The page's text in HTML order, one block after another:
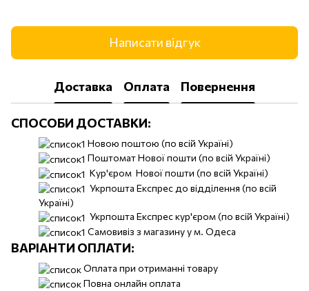
Написати відгук
Доставка Оплата Повернення
СПОСОБИ ДОСТАВКИ:
Новою поштою (по всій Україні)
Поштомат Нової пошти (по всій Україні)
Кур'єром Нової пошти (по всій Україні)
Укрпошта Експрес до відділення (по всій
Україні)
Укрпошта Експрес кур'єром (по всій Україні)
Самовивіз з магазину у м. Одеса
ВАРІАНТИ ОПЛАТИ:
Оплата при отриманні товару
Повна онлайн оплата